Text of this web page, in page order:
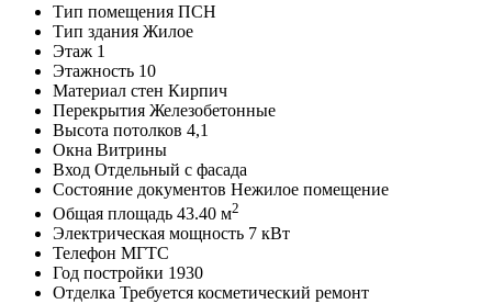
Тип помещения ПСН
Тип здания Жилое
Этаж 1
Этажность 10
Материал стен Кирпич
Перекрытия Железобетонные
Высота потолков 4,1
Окна Витрины
Вход Отдельный с фасада
Состояние документов Нежилое помещение
Общая площадь 43.40 м2
Электрическая мощность 7 кВт
Телефон МГТС
Год постройки 1930
Отделка Требуется косметический ремонт